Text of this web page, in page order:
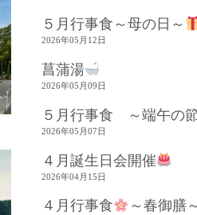
５月行事食～母の日～
2026年05月12日
菖蒲湯
2026年05月09日
５月行事食 ～端午の
2026年05月07日
４月誕生日会開催
2026年04月15日
４月行事食 ～春御膳～